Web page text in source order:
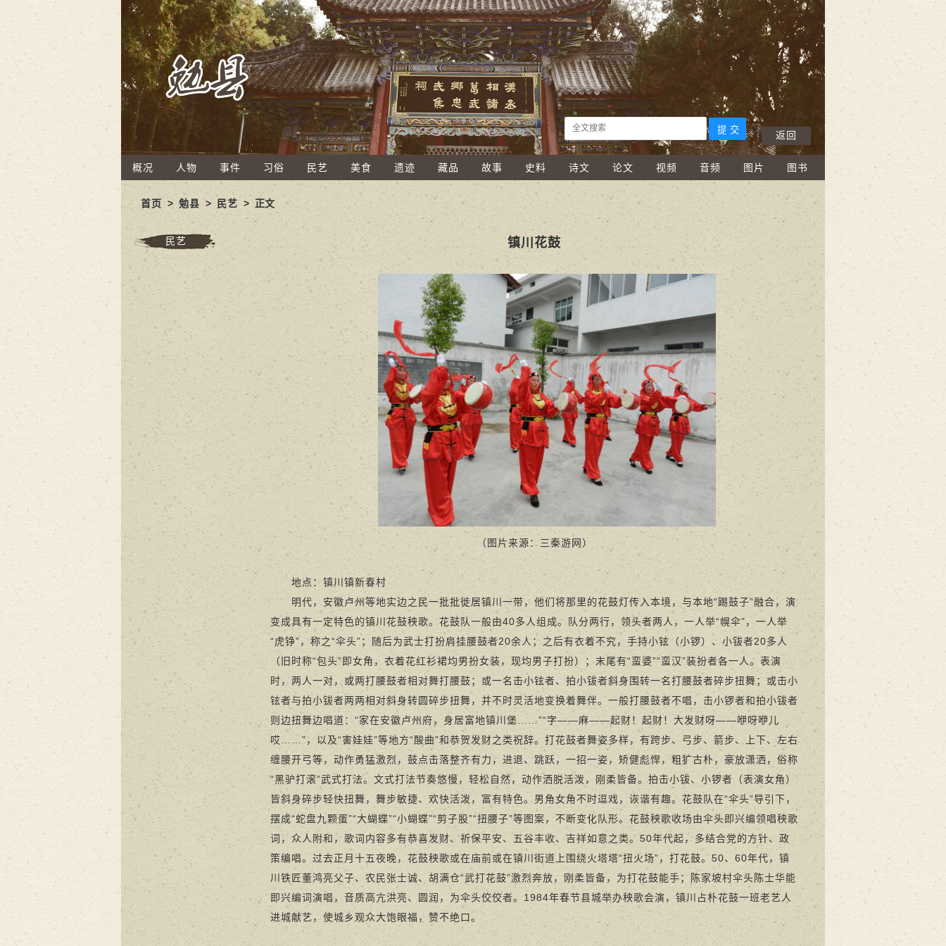
概况 人物 事件 习俗 民艺 美食 遗迹 藏品 故事 史料 诗文 论文 视频 音频 图片 图书
返回
首页 >勉县 > 民艺 > 正文
民艺 镇川花鼓
（图片来源：三秦游网）
地点：镇川镇新春村
明代，安徽卢州等地实边之民一批批徙居镇川一带，他们将那里的花鼓灯传入本境，与本地“踢鼓子”融合，演
变成具有一定特色的镇川花鼓秧歌。花鼓队一般由40多人组成。队分两行，领头者两人，一人举“幌伞”，一人举
“虎铮”，称之“伞头”；随后为武士打扮肩挂腰鼓者20余人；之后有衣着不究，手持小铉（小锣）、小钹者20多人
（旧时称“包头”即女角，衣着花红衫裙均男扮女装，现均男子打扮）；末尾有“蛮婆”“蛮汉”装扮者各一人。表演
时，两人一对，或两打腰鼓者相对舞打腰鼓；或一名击小铉者、拍小钹者斜身围转一名打腰鼓者碎步扭舞；或击小
铉者与拍小钹者两两相对斜身转圆碎步扭舞，并不时灵活地变换着舞伴。一般打腰鼓者不唱，击小锣者和拍小钹者
则边扭舞边唱道：“家在安徽卢州府，身居富地镇川堡……”“字——麻——起财！起财！大发财呀——咿呀咿儿
哎……”，以及“害娃娃”等地方“酸曲”和恭贺发财之类祝辞。打花鼓者舞姿多样，有跨步、弓步、箭步、上下、左右
缠腰开弓等，动作勇猛激烈，鼓点击落整齐有力，进退、跳跃，一招一姿，矫健彪悍，粗犷古朴，豪放潇洒，俗称
“黑驴打滚”武式打法。文式打法节奏悠慢，轻松自然，动作洒脱活泼，刚柔皆备。拍击小钹、小锣者（表演女角）
皆斜身碎步轻快扭舞，舞步敏捷、欢快活泼，富有特色。男角女角不时逗戏，诙谐有趣。花鼓队在“伞头”导引下，
摆成“蛇盘九颗蛋”“大蝴蝶”“小蝴蝶”“剪子股”“扭腰子”等图案，不断变化队形。花鼓秧歌收场由伞头即兴编领唱秧歌
词，众人附和，歌词内容多有恭喜发财、祈保平安、五谷丰收、吉祥如意之类。50年代起，多结合党的方针、政
策编唱。过去正月十五夜晚，花鼓秧歌或在庙前或在镇川街道上围绕火塔塔“扭火场”，打花鼓。50、60年代，镇
川铁匠董鸿亮父子、农民张士诚、胡满仓“武打花鼓”激烈奔放，刚柔皆备，为打花鼓能手；陈家坡村伞头陈士华能
即兴编词演唱，音质高亢洪亮、圆润，为伞头佼佼者。1984年春节县城举办秧歌会演，镇川占朴花鼓一班老艺人
进城献艺，使城乡观众大饱眼福，赞不绝口。